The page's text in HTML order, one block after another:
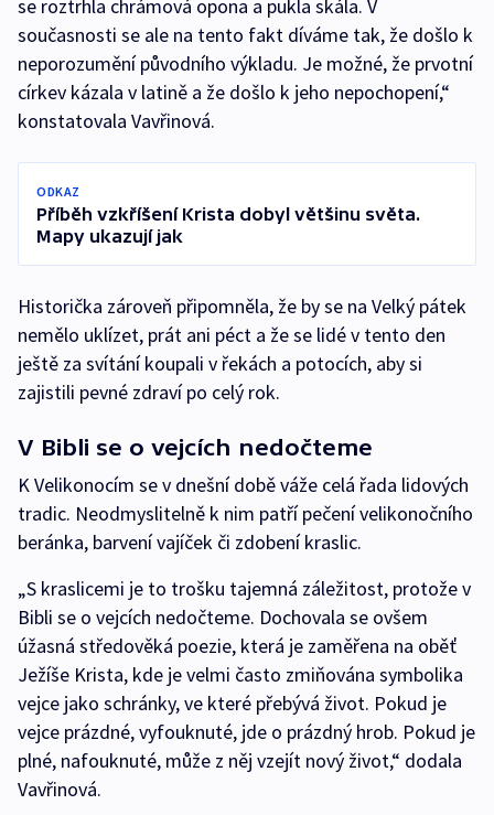
se roztrhla chrámová opona a pukla skála. V
současnosti se ale na tento fakt díváme tak, že došlo k
neporozumění původního výkladu. Je možné, že prvotní
církev kázala v latině a že došlo k jeho nepochopení,“
konstatovala Vavřinová.
ODKAZ
Příběh vzkříšení Krista dobyl většinu světa.
Mapy ukazují jak
Historička zároveň připomněla, že by se na Velký pátek
nemělo uklízet, prát ani péct a že se lidé v tento den
ještě za svítání koupali v řekách a potocích, aby si
zajistili pevné zdraví po celý rok.
V Bibli se o vejcích nedočteme
K Velikonocím se v dnešní době váže celá řada lidových
tradic. Neodmyslitelně k nim patří pečení velikonočního
beránka, barvení vajíček či zdobení kraslic.
„S kraslicemi je to trošku tajemná záležitost, protože v
Bibli se o vejcích nedočteme. Dochovala se ovšem
úžasná středověká poezie, která je zaměřena na oběť
Ježíše Krista, kde je velmi často zmiňována symbolika
vejce jako schránky, ve které přebývá život. Pokud je
vejce prázdné, vyfouknuté, jde o prázdný hrob. Pokud je
plné, nafouknuté, může z něj vzejít nový život,“ dodala
Vavřinová.